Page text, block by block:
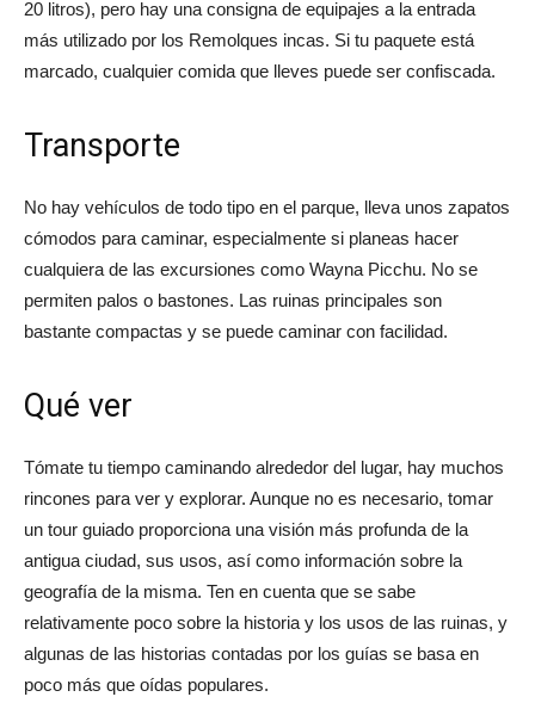
20 litros), pero hay una consigna de equipajes a la entrada
más utilizado por los Remolques incas. Si tu paquete está
marcado, cualquier comida que lleves puede ser confiscada.
Transporte
No hay vehículos de todo tipo en el parque, lleva unos zapatos
cómodos para caminar, especialmente si planeas hacer
cualquiera de las excursiones como Wayna Picchu. No se
permiten palos o bastones. Las ruinas principales son
bastante compactas y se puede caminar con facilidad.
Qué ver
Tómate tu tiempo caminando alrededor del lugar, hay muchos
rincones para ver y explorar. Aunque no es necesario, tomar
un tour guiado proporciona una visión más profunda de la
antigua ciudad, sus usos, así como información sobre la
geografía de la misma. Ten en cuenta que se sabe
relativamente poco sobre la historia y los usos de las ruinas, y
algunas de las historias contadas por los guías se basa en
poco más que oídas populares.